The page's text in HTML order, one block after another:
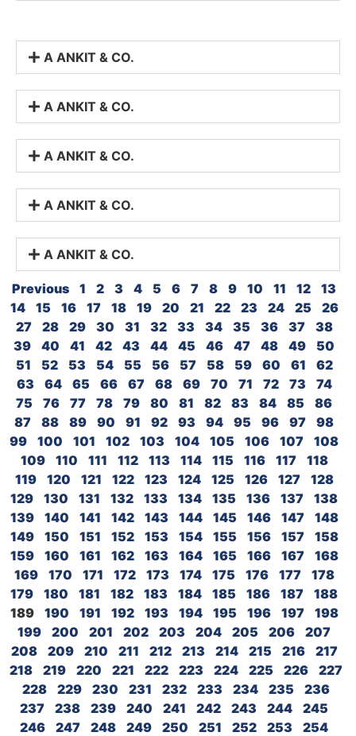
A ANKIT & CO.
A ANKIT & CO.
A ANKIT & CO.
A ANKIT & CO.
A ANKIT & CO.
Previous 1 2 3 4 5 6 7 8 9 10 11 12
13
14
15 16 17 18 19 20 21 22 23 24 25
26
27
28 29 30 31 32 33 34 35 36 37
38
39
40 41 42 43 44 45 46 47 48 49
50
51
52 53 54 55 56 57 58 59 60 61
62
63
64 65 66 67 68 69 70 71 72 73
74
75
76 77 78 79 80 81 82 83 84 85
86
87
88 89 90 91 92 93 94 95 96 97
98
99
100 101 102 103 104 105 106 107
108
109
110 111 112 113 114 115 116 117
118
119
120 121 122 123 124 125 126 127
128
129
130 131 132 133 134 135 136 137
138
139
140 141 142 143 144 145 146 147
148
149
150 151 152 153 154 155 156 157
158
159
160 161 162 163 164 165 166 167
168
169
170 171 172 173 174 175 176 177
178
179
180 181 182 183 184 185 186 187
188
189
190 191 192 193 194 195 196 197
198
199
200 201 202 203 204 205 206
207
208
209 210 211 212 213 214 215 216
217
218
219 220 221 222 223 224 225 226
227
228
229 230 231 232 233 234 235
236
237
238 239 240 241 242 243 244
245
246
247 248 249 250 251 252 253
254